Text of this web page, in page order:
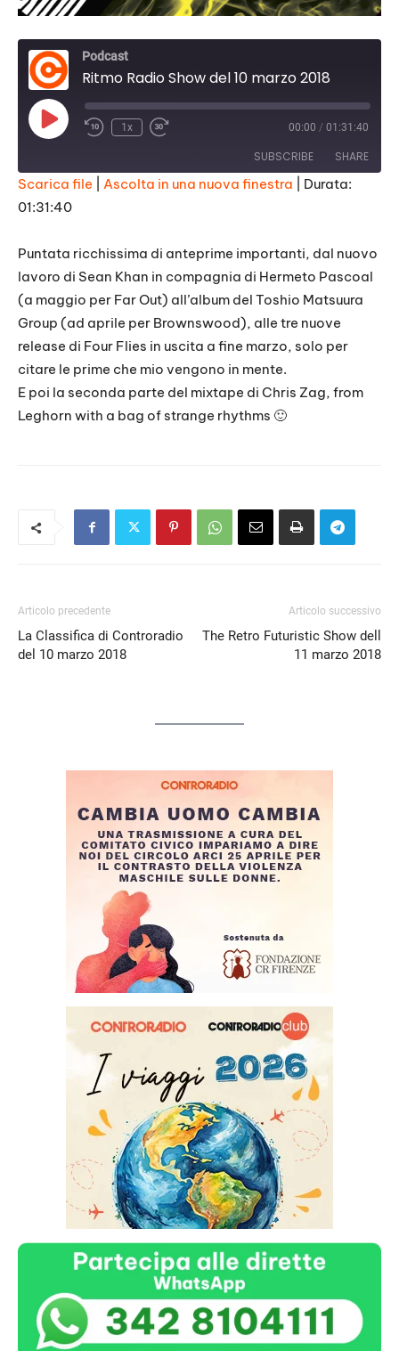
Podcast
Ritmo Radio Show del 10 marzo 2018
Play
Episode
1x 00:00 / 01:31:40
SUBSCRIBE SHARE
SHARE
LINK
EMBED
Scarica file Ascolta in una nuova finestra
Durata:
01:31:40
Puntata ricchissima di anteprime importanti, dal nuovo
lavoro di Sean Khan in compagnia di Hermeto Pascoal
(a maggio per Far Out) all’album del Toshio Matsuura
Group (ad aprile per Brownswood), alle tre nuove
release di Four Flies in uscita a fine marzo, solo per
citare le prime che mio vengono in mente.
E poi la seconda parte del mixtape di Chris Zag, from
Leghorn with a bag of strange rhythms 🙂
Articolo precedente
La Classifica di Controradio
del 10 marzo 2018
Articolo successivo
The Retro Futuristic Show dell
11 marzo 2018